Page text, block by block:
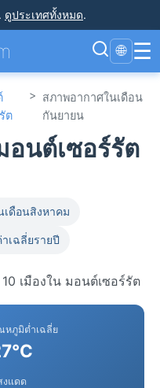
. ดูประเทศทั้งหมด.
🌐 ☰
ต
> สภาพอากาศในเดือน
กันยายน
นต์เซอร์รัต
เดือนสิงหาคม
าเฉลี่ยรายปี
เมืองใน มอนต์เซอร์รัต
หภูมิต่ำเฉลี่ย
งแดด